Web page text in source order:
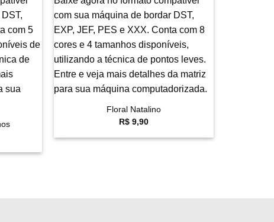
Favoritar Favoritar
Floral Natalino
R$ 9,90